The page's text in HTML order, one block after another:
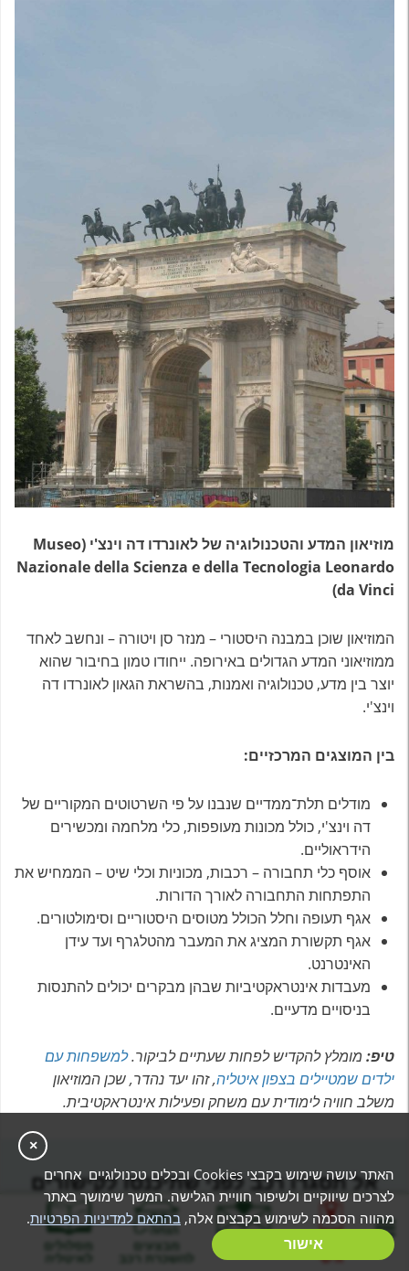
מוזיאון המדע והטכנולוגיה של לאונרדו דה וינצ'י (Museo
Nazionale della Scienza e della Tecnologia Leonardo
da Vinci)
המוזיאון שוכן במבנה היסטורי – מנזר סן ויטורה – ונחשב לאחד
ממוזיאוני המדע הגדולים באירופה. ייחודו טמון בחיבור שהוא
יוצר בין מדע, טכנולוגיה ואמנות, בהשראת הגאון לאונרדו דה
וינצ'י.
בין המוצגים המרכזיים:
מודלים תלת־ממדיים שנבנו על פי השרטוטים המקוריים של
דה וינצ'י, כולל מכונות מעופפות, כלי מלחמה ומכשירים
הידראוליים.
אוסף כלי תחבורה – רכבות, מכוניות וכלי שיט – הממחיש את
התפתחות התחבורה לאורך הדורות.
אגף תעופה וחלל הכולל מטוסים היסטוריים וסימולטורים.
אגף תקשורת המציג את המעבר מהטלגרף ועד עידן
האינטרנט.
מעבדות אינטראקטיביות שבהן מבקרים יכולים להתנסות
בניסויים מדעיים.
טיפ: מומלץ להקדיש לפחות שעתיים לביקור.למשפחות עם
ילדים שמטיילים בצפון איטליה, זהו יעד נהדר, שכן המוזיאון
משלב חוויה לימודית עם משחק ופעילות אינטראקטיבית.
אל תסגרו רכב לפני שתיכנסו לקישורים
הסודיים באתר שלנו
כאן תמצאו קישורים סודיים להנחות בלעדיות על השכרת רכב
באיטליה – מחירים אטרקטיביים במיוחד, הזמינים
בניית מסלול
אישי
מבצעים מסלולים
לאיטליה
×
האתר עושה שימוש בקבצי Cookies ובכלים טכנולוגיים אחרים
לצרכים שיווקיים ולשיפור חוויית הגלישה. המשך שימושך באתר
מהווה הסכמה לשימוש בקבצים אלה, בהתאם למדיניות הפרטיות.
אישור